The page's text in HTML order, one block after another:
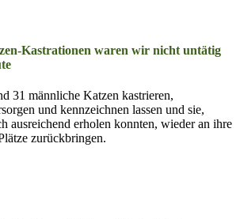
Kastrationen waren wir nicht untätig
31 männliche Katzen kastrieren,
und kennzeichnen lassen und sie,
ausreichend erholen konnten, wieder an ihre
zurückbringen.